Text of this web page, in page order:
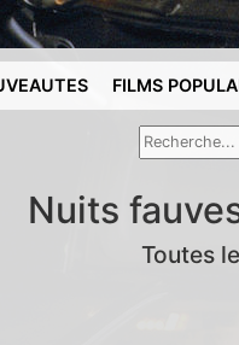
FILMS
Nuits
Toutes